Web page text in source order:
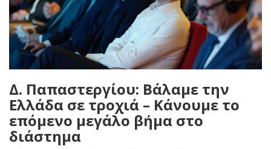
Δ. Παπαστεργίου: Βάλαμε την
Ελλάδα σε τροχιά – Κάνουμε το
επόμενο μεγάλο βήμα στο
διάστημα